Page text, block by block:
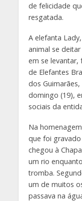
de felicidade
resgatada.
A elefanta
animal se
em se levantar,
de Elefantes
dos
domingo (19),
sociais da
Na
que foi
chegou à
um rio
tromba.
um de muitos
passava na